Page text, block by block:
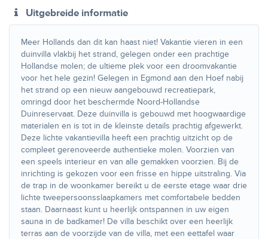
Uitgebreide informatie
Meer Hollands dan dit kan haast niet! Vakantie vieren in een
duinvilla vlakbij het strand, gelegen onder een prachtige
Hollandse molen; de ultieme plek voor een droomvakantie
voor het hele gezin! Gelegen in Egmond aan den Hoef nabij
het strand op een nieuw aangebouwd recreatiepark,
omringd door het beschermde Noord-Hollandse
Duinreservaat. Deze duinvilla is gebouwd met hoogwaardige
materialen en is tot in de kleinste details prachtig afgewerkt.
Deze lichte vakantievilla heeft een prachtig uitzicht op de
compleet gerenoveerde authentieke molen. Voorzien van
een speels interieur en van alle gemakken voorzien. Bij de
inrichting is gekozen voor een frisse en hippe uitstraling. Via
de trap in de woonkamer bereikt u de eerste etage waar drie
lichte tweepersoonsslaapkamers met comfortabele bedden
staan. Daarnaast kunt u heerlijk ontspannen in uw eigen
sauna in de badkamer! De villa beschikt over een heerlijk
terras aan de voorzijde van de villa, met een eettafel waar